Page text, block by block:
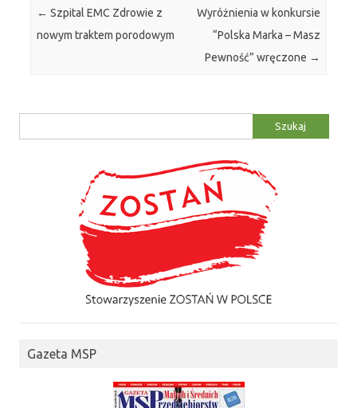
Zobacz wpisy
← Szpital EMC Zdrowie z
nowym traktem porodowym
Wyróżnienia w konkursie
“Polska Marka – Masz
Pewność” wręczone →
Gazeta MSP